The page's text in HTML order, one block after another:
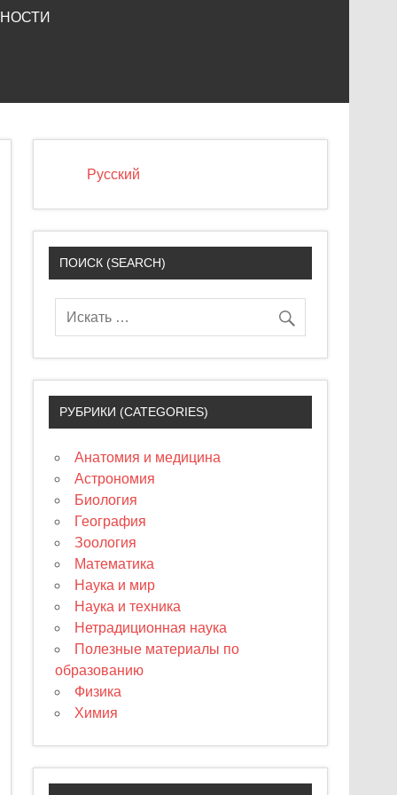
Русский
ПОИСК (SEARCH)
РУБРИКИ (CATEGORIES)
Анатомия и медицина
Астрономия
Биология
География
Зоология
Математика
Наука и мир
Наука и техника
Нетрадиционная наука
Полезные материалы по
образованию
Физика
Химия